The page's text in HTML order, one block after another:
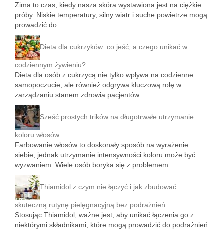
Zima to czas, kiedy nasza skóra wystawiona jest na ciężkie
próby. Niskie temperatury, silny wiatr i suche powietrze mogą
prowadzić do …
Dieta dla cukrzyków: co jeść, a czego unikać w
codziennym żywieniu?
Dieta dla osób z cukrzycą nie tylko wpływa na codzienne
samopoczucie, ale również odgrywa kluczową rolę w
zarządzaniu stanem zdrowia pacjentów. …
Sześć prostych trików na długotrwałe utrzymanie
koloru włosów
Farbowanie włosów to doskonały sposób na wyrażenie
siebie, jednak utrzymanie intensywności koloru może być
wyzwaniem. Wiele osób boryka się z problemem …
Thiamidol z czym nie łączyć i jak zbudować
skuteczną rutynę pielęgnacyjną bez podrażnień
Stosując Thiamidol, ważne jest, aby unikać łączenia go z
niektórymi składnikami, które mogą prowadzić do podrażnień